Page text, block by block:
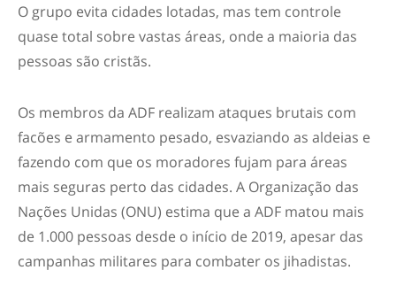
O grupo evita cidades lotadas, mas tem controle
quase total sobre vastas áreas, onde a maioria das
pessoas são cristãs.
Os membros da ADF realizam ataques brutais com
facões e armamento pesado, esvaziando as aldeias e
fazendo com que os moradores fujam para áreas
mais seguras perto das cidades. A Organização das
Nações Unidas (ONU) estima que a ADF matou mais
de 1.000 pessoas desde o início de 2019, apesar das
campanhas militares para combater os jihadistas.